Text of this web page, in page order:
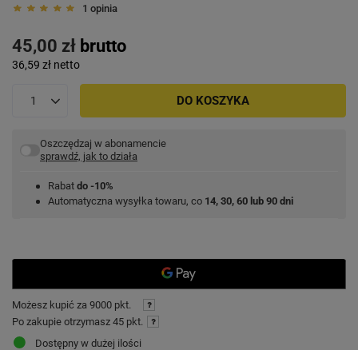
1 opinia
45,00 zł brutto
36,59 zł netto
DO KOSZYKA
Oszczędzaj w abonamencie
sprawdź, jak to działa
Rabat do -10%
Automatyczna wysyłka towaru, co 14, 30, 60 lub 90 dni
Możesz kupić za 9000 pkt.
Po zakupie otrzymasz 45 pkt.
Dostępny w dużej ilości